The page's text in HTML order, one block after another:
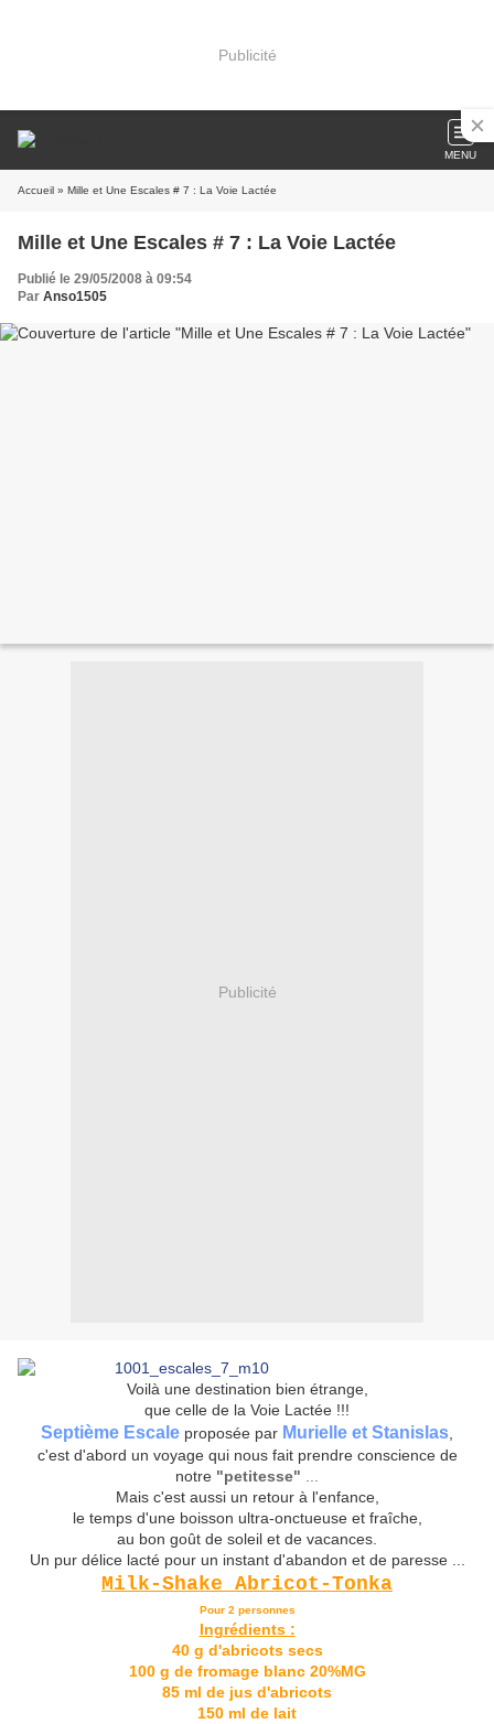
Publicité
MENU
Accueil » Mille et Une Escales # 7 : La Voie Lactée
Mille et Une Escales # 7 : La Voie Lactée
Publié le 29/05/2008 à 09:54
Par Anso1505
Publicité
Voilà une destination bien étrange,
que celle de la Voie Lactée !!!
Septième Escale proposée par Murielle et Stanislas
c'est d'abord un voyage qui nous fait prendre conscience de
notre "petitesse"
Mais c'est aussi un retour à l'enfance,
le temps d'une boisson ultra-onctueuse et fraîche,
au bon goût de soleil et de vacances.
Un pur délice lacté pour un instant d'abandon et de paresse ...
Milk-Shake Abricot-Tonka
Pour 2 personnes
Ingrédients :
40 g d'abricots secs
100 g de fromage blanc 20%MG
85 ml de jus d'abricots
150 ml de lait